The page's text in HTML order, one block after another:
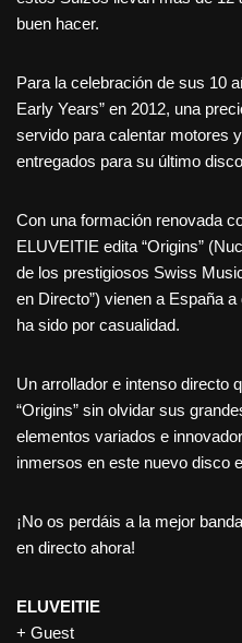
buen hacer.
Para la celebración de sus 10
Early Years” en 2012, una
servido para calentar motores
entregados para su último
Con una formación renovada
ELUVEITIE edita “Origins”
de los prestigiosos Swiss
en Directo”) vienen a España
ha sido por casualidad.
Un arrollador e intenso directo
“Origins” sin olvidar sus
elementos variados e
inmersos en este nuevo disco
¡No os perdáis a la mejor
en directo ahora!
ELUVEITIE
+ Guest